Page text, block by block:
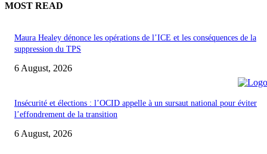
MOST READ
Maura Healey dénonce les opérations de l’ICE et les conséquences de la
suppression du TPS
6 August, 2026
Insécurité et élections : l’OCID appelle à un sursaut national pour éviter
l’effondrement de la transition
6 August, 2026